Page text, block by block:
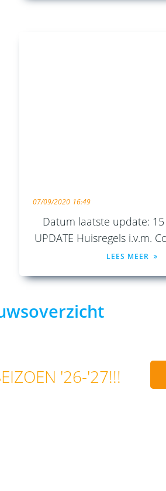
07/09/2020 16:49
Datum laatste update:
UPDATE Huisregels i.v.m.
LEES MEER
'26-'27!!!